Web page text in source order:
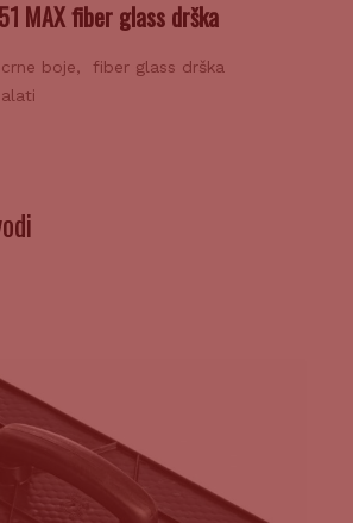
MAX fiber glass drška
crne boje, fiber glass drška